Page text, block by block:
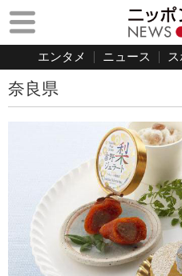
エンタメ ニュース
奈良県